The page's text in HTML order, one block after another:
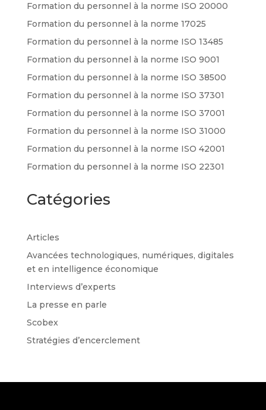
Formation du personnel à la norme ISO 20000
Formation du personnel à la norme 17025
Formation du personnel à la norme ISO 13485
Formation du personnel à la norme ISO 9001
Formation du personnel à la norme ISO 38500
Formation du personnel à la norme ISO 37301
Formation du personnel à la norme ISO 37001
Formation du personnel à la norme ISO 31000
Formation du personnel à la norme ISO 42001
Formation du personnel à la norme ISO 22301
Catégories
Articles
Avancées technologiques, numériques, digitales
et en intelligence économique
Interviews d’experts
La presse en parle
Scobex
Stratégies d’encerclement